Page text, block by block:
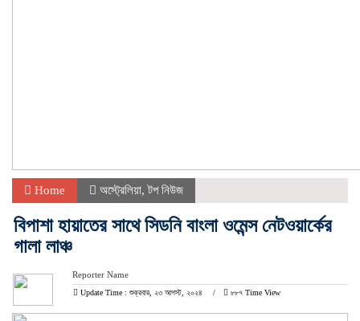
Home অস্ট্রেলিয়া,টপ নিউজ
বিপাশা হায়াতের সাথে সিডনি বাংলা ওমেন্স নেটওয়ার্কের
গালা লাঞ্চ
Reporter Name
Update Time : শুক্রবার, ২৩ আগস্ট, ২০২৪ ৮৮৭ Time View